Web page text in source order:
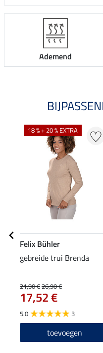
Ademend
18 % + 20 % EXTRA
Felix Bühler
gebreide trui Brenda
21,90 €26,90 €
17,52 €
5.0 3
toevoegen